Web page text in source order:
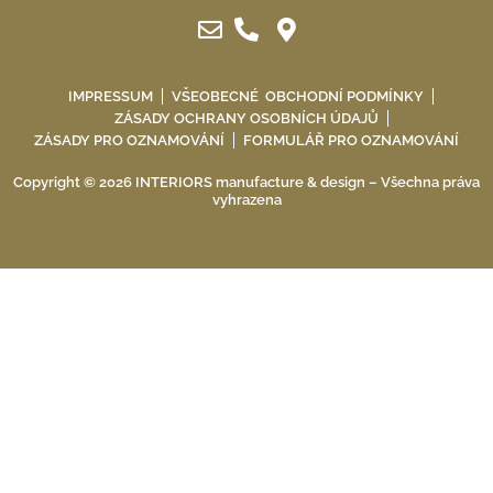
IMPRESSUM
VŠEOBECNÉ OBCHODNÍ PODMÍNKY
ZÁSADY OCHRANY OSOBNÍCH ÚDAJŮ
ZÁSADY PRO OZNAMOVÁNÍ
FORMULÁŘ PRO OZNAMOVÁNÍ
Copyright © 2026 INTERIORS manufacture & design – Všechna práva
vyhrazena